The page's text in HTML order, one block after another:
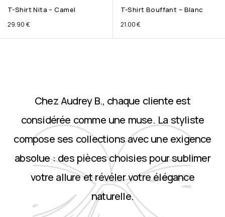
T-Shirt Nita – Camel
29.90 €
T-Shirt Bouffant – Blanc
21.00€
Chez Audrey B., chaque cliente est
considérée comme une muse. La styliste
compose ses collections avec une exigence
absolue : des pièces choisies pour sublimer
votre allure et révéler votre élégance
naturelle.